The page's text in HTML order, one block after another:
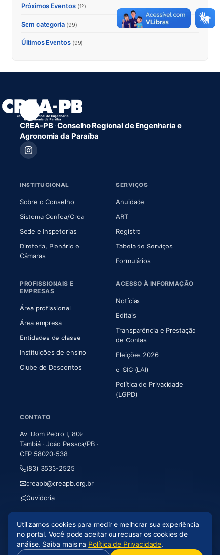
Próximos Eventos (12)
Sem categoria (99)
Últimos Eventos (99)
CREA-PB · Conselho Regional de Engenharia e
Agronomia da Paraíba
INSTITUCIONAL
Sobre o Conselho(abre em nova aba)
Sistema Confea/Crea(abre em nova aba)
Sede e Inspetorias
Diretoria, Plenário e
Câmaras(abre em nova aba)
SERVIÇOS
Anuidade
ART(abre em nova aba)
Registro
Tabela de Serviços
Formulários
PROFISSIONAIS E
EMPRESAS
Área profissional
Área empresa
Entidades de classe
Instituições de ensino
Clube de Descontos
ACESSO À INFORMAÇÃO
Notícias
Editais
Transparência e Prestação
de Contas
Eleições 2026
e-SIC (LAI)
Política de Privacidade
(LGPD)
CONTATO
Av. Dom Pedro I, 809
Tambiá · João Pessoa/PB ·
CEP 58020-538
(83) 3533-2525
creapb@creapb.org.br
Ouvidoria
© 2026 CREA-PB · Todos os direitos reservados
Acessibilidade
Mapa do site· LGPD
Utilizamos cookies para medir e melhorar sua experiência
no portal. Você pode aceitar ou recusar os cookies de
análise. Saiba mais na Política de Privacidade.